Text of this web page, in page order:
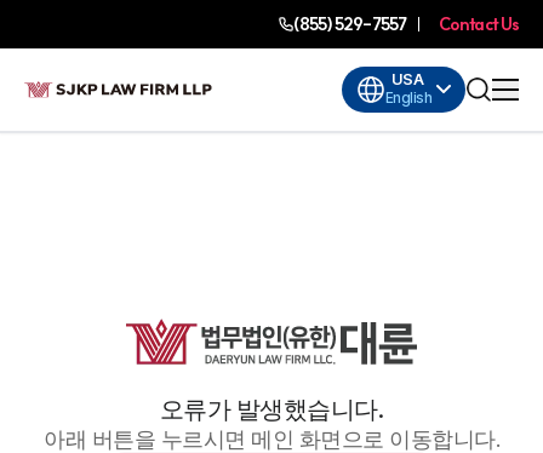
(855) 529-7557 Contact Us
USA
English
오류가 발생했습니다.
아래 버튼을 누르시면 메인 화면으로 이동합니다.